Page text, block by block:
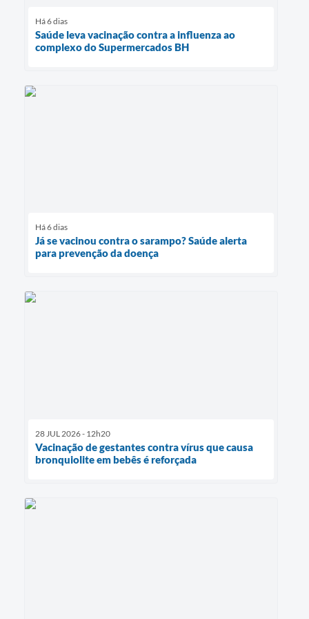
Há 6 dias
Saúde leva vacinação contra a influenza ao
complexo do Supermercados BH
Há 6 dias
Já se vacinou contra o sarampo? Saúde alerta
para prevenção da doença
28 JUL 2026 - 12h20
Vacinação de gestantes contra vírus que causa
bronquiolite em bebês é reforçada